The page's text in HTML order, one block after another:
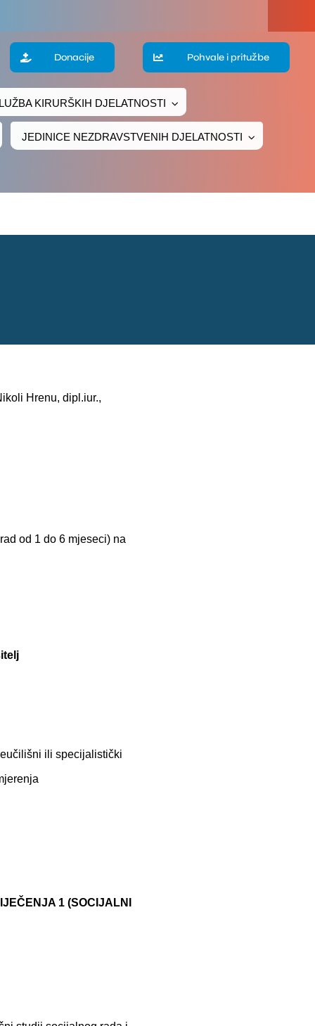
Donacije Pohvale i pritužbe
KIRURŠKIH DJELATNOSTI
JEDINICE NEZDRAVSTVENIH DJELATNOSTI
Hrenu, dipl.iur.,
od 1 do 6 mjeseci) na
ili specijalistički
1 (SOCIJALNI